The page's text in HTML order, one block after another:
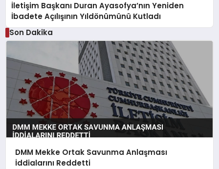
İletişim Başkanı Duran Ayasofya’nın Yeniden
İbadete Açılışının Yıldönümünü Kutladı
Son Dakika
DMM Mekke Ortak Savunma Anlaşması
İddialarını Reddetti